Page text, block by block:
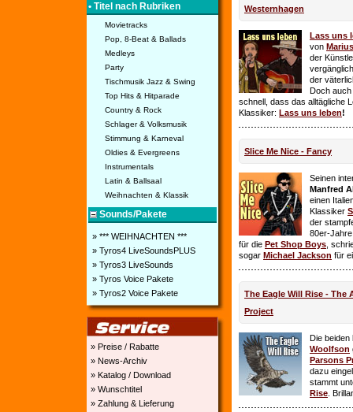
• Titel nach Rubriken
Movietracks
Pop, 8-Beat & Ballads
Medleys
Party
Tischmusik Jazz & Swing
Top Hits & Hitparade
Country & Rock
Schlager & Volksmusik
Stimmung & Karneval
Oldies & Evergreens
Instrumentals
Latin & Ballsaal
Weihnachten & Klassik
Sounds/Pakete
» *** WEIHNACHTEN ***
» Tyros4 LiveSoundsPLUS
» Tyros3 LiveSounds
» Tyros Voice Pakete
» Tyros2 Voice Pakete
» Preise / Rabatte
» News-Archiv
» Katalog / Download
» Wunschtitel
» Zahlung & Lieferung
Westernhagen
Lass uns
von
der
der
Doch auch
schnell, dass das alltägliche
Klassiker: Lass uns leben!
Slice Me Nice - Fancy
Seinen
Manfred
einen
Klassiker
der
80er-
für die Pet Shop Boys ,
sogar Michael Jackson für
The Eagle Will Rise - The
Project
Die beiden
Woolfson
Parsons
dazu
stammt
Rise .